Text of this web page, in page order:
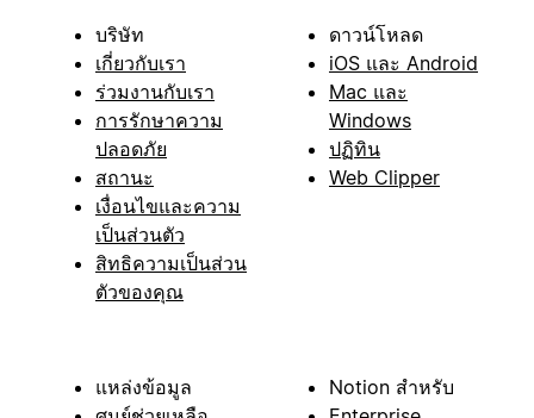
บริษัท
เกี่ยวกับเรา
ร่วมงานกับเรา
การรักษาความ
ปลอดภัย
สถานะ
เงื่อนไขและความ
เป็นส่วนตัว
สิทธิความเป็นส่วน
ตัวของคุณ
ดาวน์โหลด
iOS และ Android
Mac และ
Windows
ปฏิทิน
Web Clipper
แหล่งข้อมูล
Notion สำหรับ